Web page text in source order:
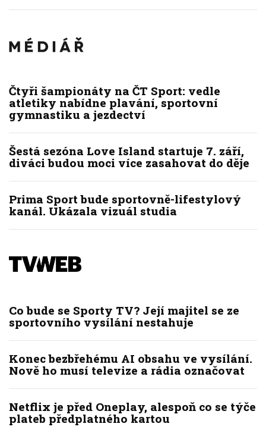
Čtyři šampionáty na ČT Sport: vedle
atletiky nabídne plavání, sportovní
gymnastiku a jezdectví
Šestá sezóna Love Island startuje 7. září,
diváci budou moci více zasahovat do děje
Prima Sport bude sportovně-lifestylový
kanál. Ukázala vizuál studia
Co bude se Sporty TV? Její majitel se ze
sportovního vysílání nestahuje
Konec bezbřehému AI obsahu ve vysílání.
Nově ho musí televize a rádia označovat
Netflix je před Oneplay, alespoň co se týče
plateb předplatného kartou